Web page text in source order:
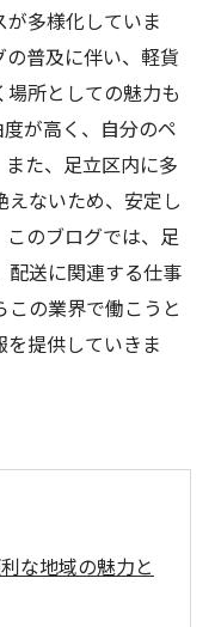
多様化していま
普及に伴い、軽貨
所としての魅力も
が高く、自分のペ
た、足立区内に多
えないため、安定し
のブログでは、足
配送に関連する仕事
の業界で働こうと
提供していきま
な地域の魅力と